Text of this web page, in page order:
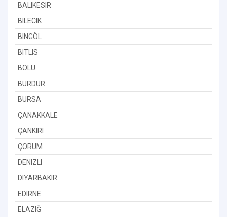
BALIKESIR
BILECIK
BINGÖL
BITLIS
BOLU
BURDUR
BURSA
ÇANAKKALE
ÇANKIRI
ÇORUM
DENIZLI
DIYARBAKIR
EDIRNE
ELAZIĞ